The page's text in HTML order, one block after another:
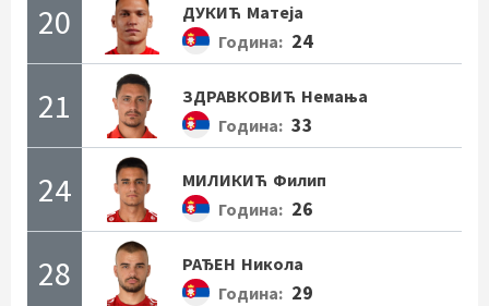
20 ДУКИЋ Матеја
Година: 24
21 ЗДРАВКОВИЋ Немања
Година: 33
24 МИЛИКИЋ Филип
Година: 26
28 РАЂЕН Никола
Година: 29